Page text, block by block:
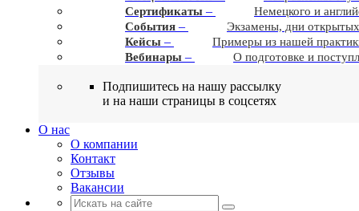
Сертификаты –
Немецкого и
События –
Экзамены, дни
Кейсы –
Примеры из нашей
Вебинары – О подготовке и
Подпишитесь на нашу рассылку
и на наши страницы в соцсетях
О нас
О компании
Контакт
Отзывы
Вакансии